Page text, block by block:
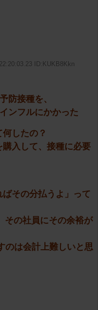
ID:KUKB8Kkn
防接種を、
ンフルにかかった
したの？
入して、接種に必要
ばその分払うよ」って
その社員にその余裕が
のは会計上難しいと思